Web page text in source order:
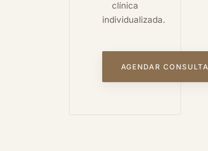
clínica
individualizada.
AGENDAR CONSULTA